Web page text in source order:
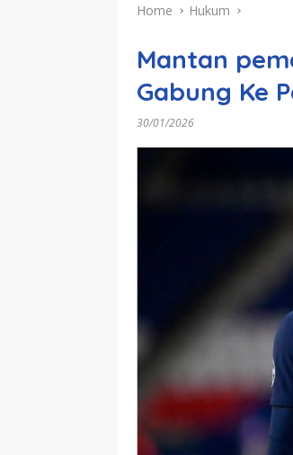
Home Hukum
Mantan
Gabung Ke
30/01/2026